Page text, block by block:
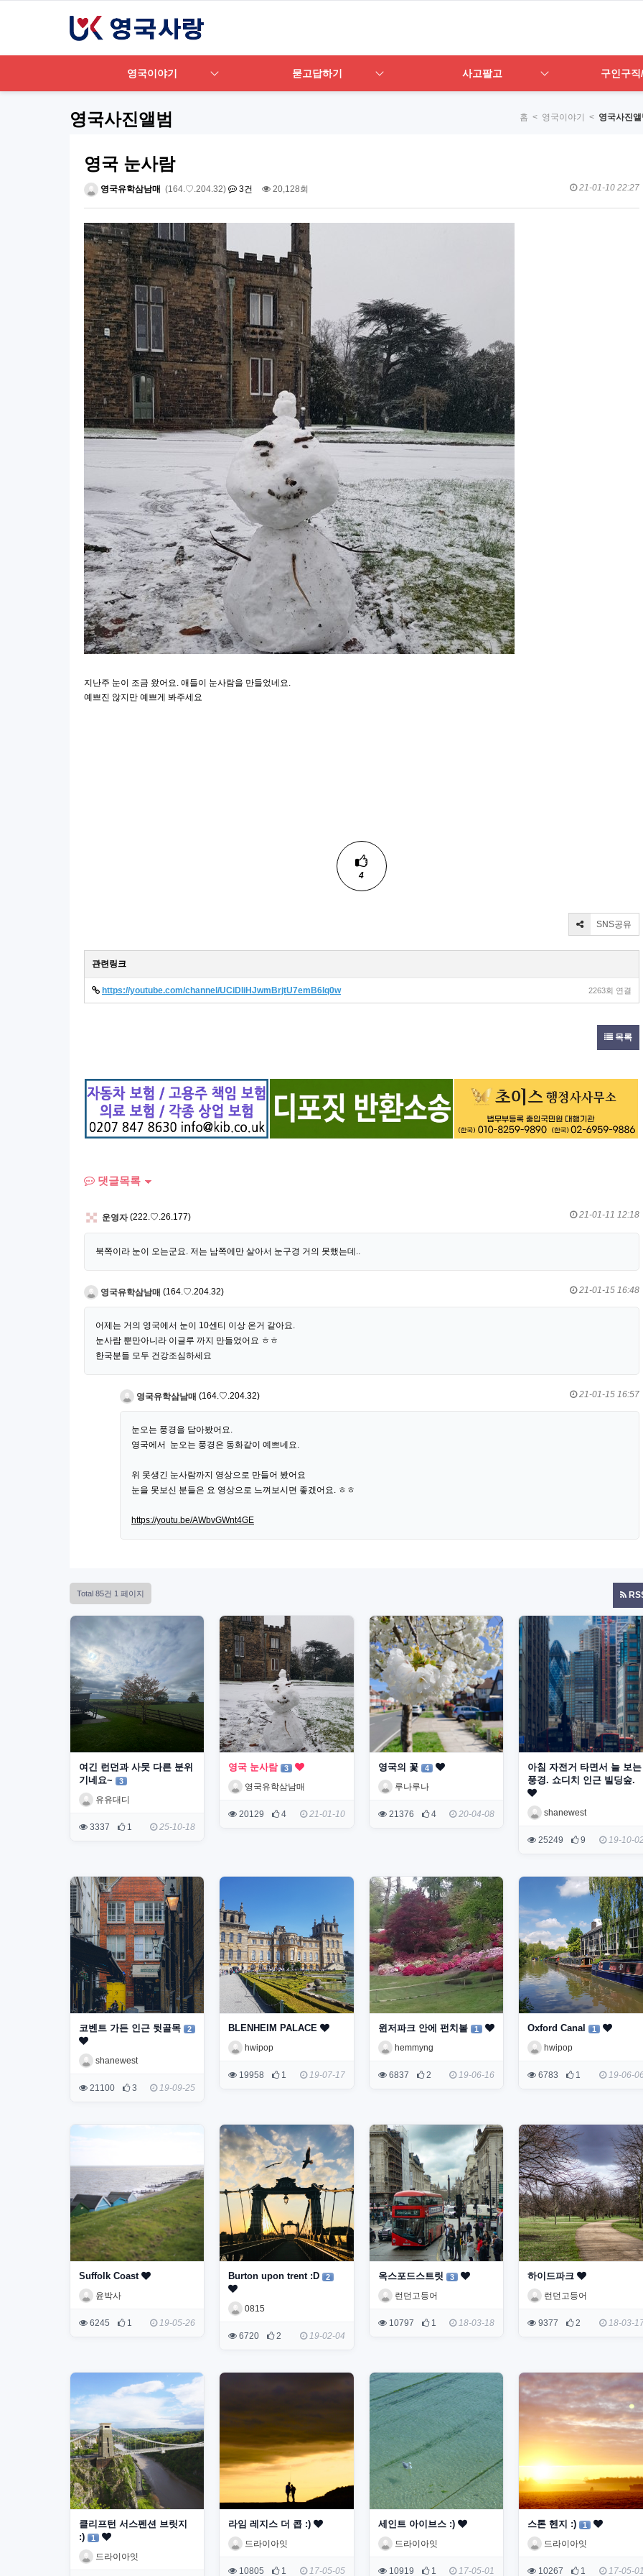
영국이야기 묻고답하기 사고팔고 구인구
영국사진앨범 홈 < 영국이야기 < 영국사진
영국 눈사람
영국유학삼남매 (164.♡.204.32) 3건 20,128회 21-01-10 22:27
지난주 눈이 조금 왔어요. 애들이 눈사람을 만들었네요.
예쁘진 않지만 예쁘게 봐주세요
4
SNS공유
관련링크
https://youtube.com/channel/UCiDIiHJwmBrjtU7emB6lq0w 2263회 연결
목록
댓글목록
운영자 (222.♡.26.177) 21-01-11 12:18
북쪽이라 눈이 오는군요. 저는 남쪽에만 살아서 눈구경 거의 못했는데..
영국유학삼남매 (164.♡.204.32) 21-01-15 16:48
어제는 거의 영국에서 눈이 10센티 이상 온거 같아요.
눈사람 뿐만아니라 이글루 까지 만들었어요 ㅎㅎ
한국분들 모두 건강조심하세요
영국유학삼남매 (164.♡.204.32) 21-01-15 16:57
눈오는 풍경을 담아봤어요.
영국에서 눈오는 풍경은 동화같이 예쁘네요.
위 못생긴 눈사람까지 영상으로 만들어 봤어요
눈을 못보신 분들은 요 영상으로 느껴보시면 좋겠어요. ㅎㅎ
https://youtu.be/AWbvGWnt4GE
Total 85건 1 페이지
여긴 런던과 사뭇 다른 분위
기네요~
3
유유대디
3337 1 25-10-18
영국 눈사람 3
영국유학삼남매
20129 4 21-01-10
영국의 꽃 4
루나루나
21376 4 20-04-08
아침 자전거 타면서 늘 보는
풍경. 쇼디치 인근 빌딩숲.
shanewest
25249 9 19-10-
코벤트 가든 인근 뒷골목 2
shanewest
21100 3 19-09-25
BLENHEIM PALACE
hwipop
19958 1 19-07-17
윈저파크 안에 펀치볼 1
hemmyng
6837 2 19-06-16
Oxford Canal 1
hwipop
6783 1 19-06-
Suffolk Coast
윤박사
6245 1 19-05-26
Burton upon trent :D 2
0815
6720 2 19-02-04
옥스포드스트릿 3
런던고등어
10797 1 18-03-18
하이드파크
런던고등어
9377 2 18-03-
클리프턴 서스펜션 브릿지
:)
1
드라이아잇
라임 레지스 더 콥 :)
드라이아잇
10805 1 17-05-05
세인트 아이브스 :)
드라이아잇
10919 1 17-05-01
스톤 헨지 :) 1
드라이아잇
10267 1 17-05-